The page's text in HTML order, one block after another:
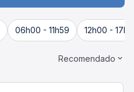
06h00 - 11h59 12h00 -
Recomendado